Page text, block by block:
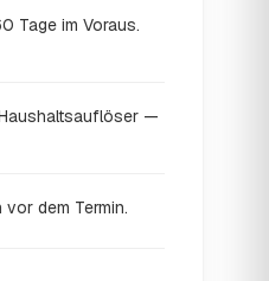
Tage im Voraus.
—
dem Termin.